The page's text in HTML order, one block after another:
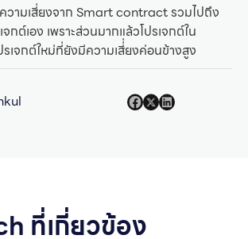
ามเสี่ยงจาก Smart contract รวมไปถึง
กต์เอง เพราะส่วนมากแล้วโปรเจกต์ใน
เจกต์ใหม่ที่ยังมีความเสี่่ยงค่อนข้างสูง
ที่เกี่ยวข้อง